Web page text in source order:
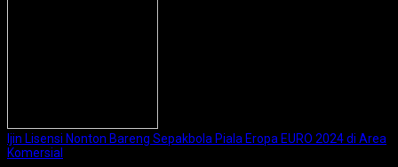
Ijin Lisensi Nonton Bareng Sepakbola Piala Eropa EURO 2024 di Area
Komersial